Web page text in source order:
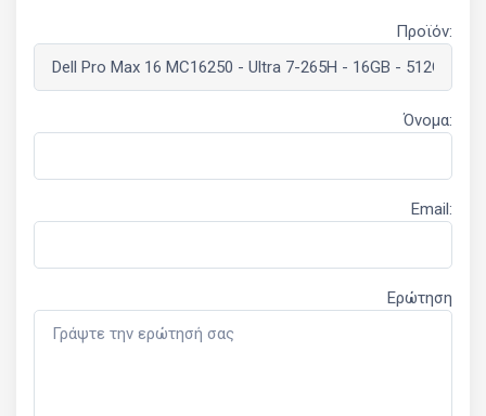
Προϊόν:
Όνομα:
Email:
Ερώτηση